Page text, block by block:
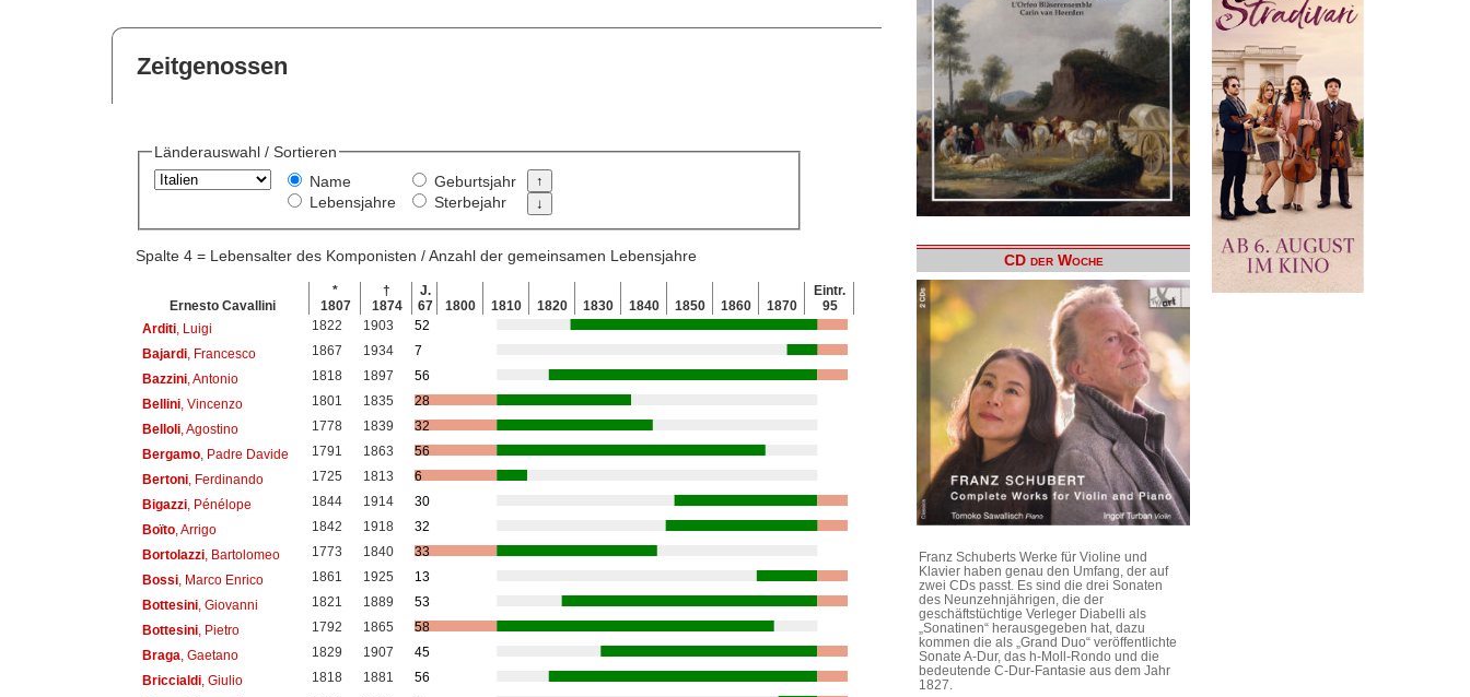
Zeitgenossen
Länderauswahl / Sortieren
Name
Lebensjahre
Geburtsjahr
Sterbejahr
Spalte 4 = Lebensalter des Komponisten / Anzahl der gemeinsamen Lebensjahre
Ernesto Cavallini
*
1807
†
1874
J.
67
1800 1810 1820 1830 1840 1850 1860 1870
Eintr.
95
Arditi, Luigi 1822 1903
52
Bajardi, Francesco 1867 1934
7
Bazzini, Antonio 1818 1897
56
Bellini, Vincenzo 1801 1835
28
Belloli, Agostino 1778 1839
32
Bergamo, Padre Davide 1791 1863
56
Bertoni, Ferdinando 1725 1813
6
Bigazzi, Pénélope 1844 1914
30
Boïto, Arrigo 1842 1918
32
Bortolazzi, Bartolomeo 1773 1840
33
Bossi, Marco Enrico 1861 1925
13
Bottesini, Giovanni 1821 1889
53
Bottesini, Pietro 1792 1865
58
Braga , Gaetano 1829 1907
45
Briccialdi, Giulio 1818 1881
56
CD der Woche
Franz Schuberts Werke für Violine und
Klavier haben genau den Umfang, der auf
zwei CDs passt. Es sind die drei Sonaten
des Neunzehnjährigen, die der
geschäftstüchtige Verleger Diabelli als
„Sonatinen“ herausgegeben hat, dazu
kommen die als „Grand Duo“ veröffentlichte
Sonate A-Dur, das h-Moll-Rondo und die
bedeutende C-Dur-Fantasie aus dem Jahr
1827.